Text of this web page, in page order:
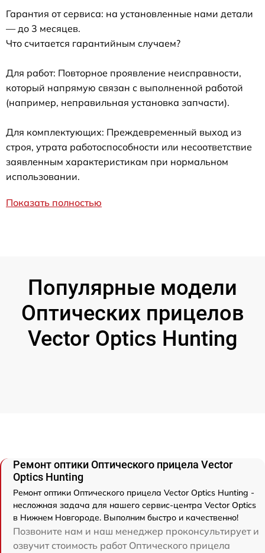
Гарантия от сервиса: на установленные нами детали
— до 3 месяцев.
Что считается гарантийным случаем?
Для работ: Повторное проявление неисправности,
который напрямую связан с выполненной работой
(например, неправильная установка запчасти).
Для комплектующих: Преждевременный выход из
строя, утрата работоспособности или несоответствие
заявленным характеристикам при нормальном
использовании.
Показать полностью
Популярные модели
Оптических прицелов
Vector Optics Hunting
Ремонт оптики Оптического прицела Vector
Optics Hunting
Ремонт оптики Оптического прицела Vector Optics Hunting -
несложная задача для нашего сервис-центра Vector Optics
в Нижнем Новгороде. Выполним быстро и качественно!
Позвоните нам и наш менеджер проконсультирует и
озвучит стоимость работ Оптического прицела